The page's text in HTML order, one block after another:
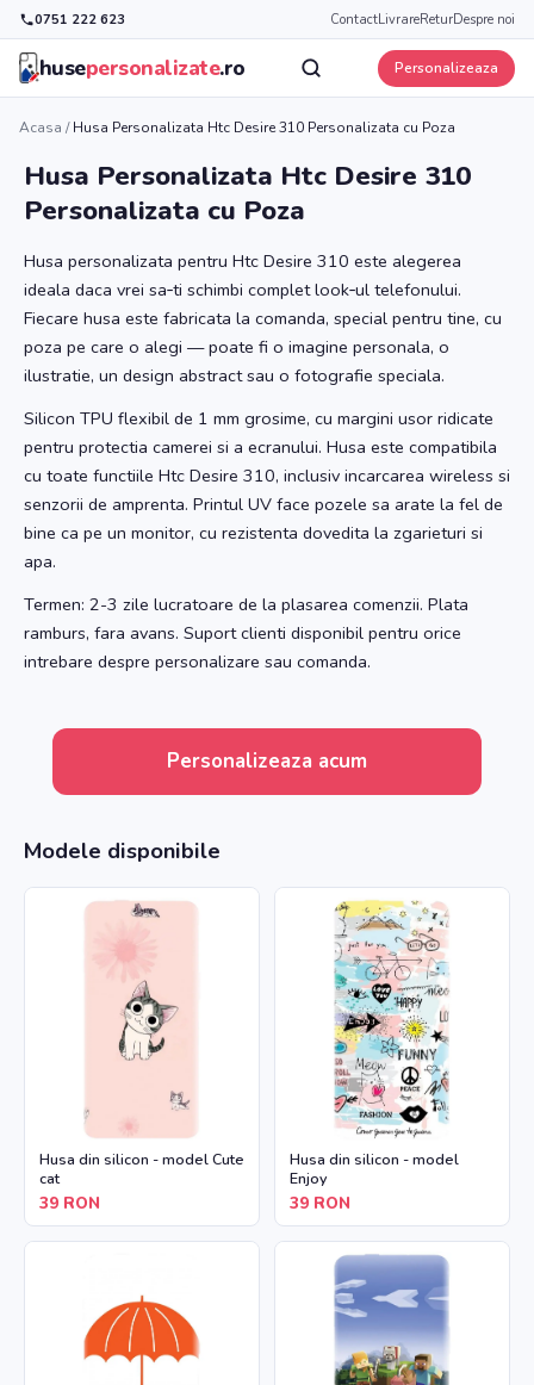
0751 222 623 ContactLivrareReturDespre noi
husepersonalizate.ro Personalizeaza
Acasa /Husa Personalizata Htc Desire 310 Personalizata cu Poza
Husa Personalizata Htc Desire 310
Personalizata cu Poza
Husa personalizata pentru Htc Desire 310 este alegerea
ideala daca vrei sa‑ti schimbi complet look‑ul telefonului.
Fiecare husa este fabricata la comanda, special pentru tine, cu
poza pe care o alegi — poate fi o imagine personala, o
ilustratie, un design abstract sau o fotografie speciala.
Silicon TPU flexibil de 1 mm grosime, cu margini usor ridicate
pentru protectia camerei si a ecranului. Husa este compatibila
cu toate functiile Htc Desire 310, inclusiv incarcarea wireless si
senzorii de amprenta. Printul UV face pozele sa arate la fel de
bine ca pe un monitor, cu rezistenta dovedita la zgarieturi si
apa.
Termen: 2-3 zile lucratoare de la plasarea comenzii. Plata
ramburs, fara avans. Suport clienti disponibil pentru orice
intrebare despre personalizare sau comanda.
Personalizeaza acum
Modele disponibile
Husa din silicon - model Cute
cat
39 RON
Husa din silicon - model
Enjoy
39 RON